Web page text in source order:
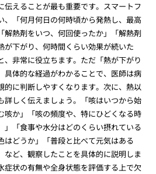
伝えることが最も重要です。スマートフ
、「何月何日の何時頃から発熱し、最高
解熱剤をいつ、何回使ったか」「解熱剤
が下がり、何時間くらい効果が続いた
、非常に役立ちます。ただ「熱が下がり
具体的な経過がわかることで、医師は病
的に判断しやすくなります。次に、熱以
詳しく伝えましょう。「咳はいつから始
咳か」「咳の頻度や、特にひどくなる時
」「食事や水分はどのくらい摂れている
はどうか」「普段と比べて元気はある
など、観察したことを具体的に説明しま
症状の有無や全身状態を評価する上で欠